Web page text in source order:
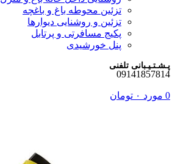
تزئین محوطه باغ و باغچه
تزئین و روشنایی دیوارها
پکیج مسافرتی و پرتابل
پنل خورشیدی
پـشـتـیـبانی تلفنی
09141857814
0 مورد ۰ تومان